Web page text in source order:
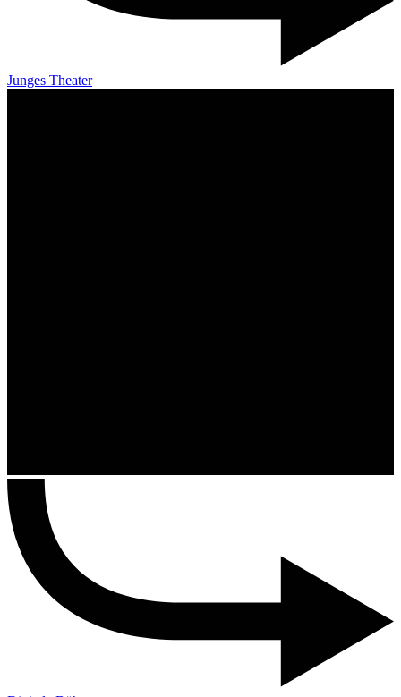
Junges Theater